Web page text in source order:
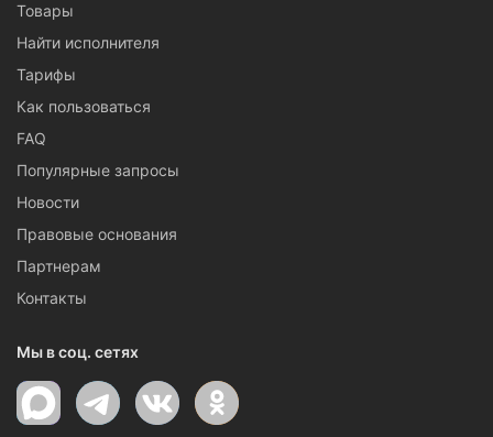
Товары
Найти исполнителя
Тарифы
Как пользоваться
FAQ
Популярные запросы
Новости
Правовые основания
Партнерам
Контакты
Мы в соц. сетях